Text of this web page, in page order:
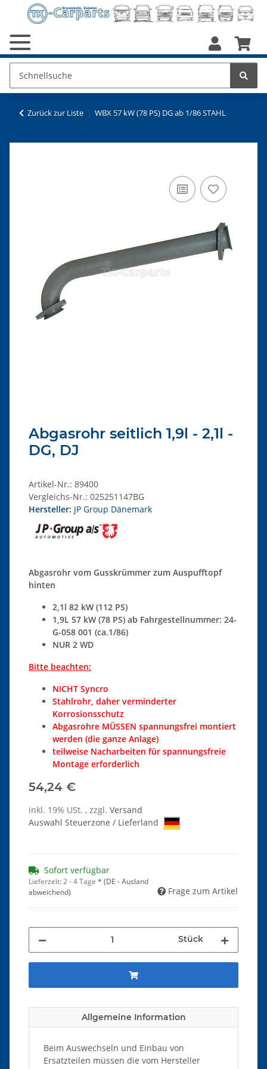
Zurück zur Liste WBX 57 kW (78 PS) DG ab 1/86 STAHL
Abgasrohr seitlich 1,9l - 2,1l -
DG, DJ
Artikel-Nr.: 89400
Vergleichs-Nr.: 025251147BG
Hersteller: JP Group Dänemark
Abgasrohr vom Gusskrümmer zum Auspufftopf
hinten
2,1l 82 kW (112 PS)
1,9L 57 kW (78 PS) ab Fahrgestellnummer: 24-
G-058 001 (ca.1/86)
NUR 2 WD
Bitte beachten:
NICHT Syncro
Stahlrohr, daher verminderter
Korrosionsschutz
Abgasrohre MÜSSEN spannungsfrei montiert
werden (die ganze Anlage)
teilweise Nacharbeiten für spannungsfreie
Montage erforderlich
54,24 €
inkl. 19% USt. , zzgl. Versand
Auswahl Steuerzone / Lieferland
Sofort verfügbar
Lieferzeit:2 - 4 Tage * (DE - Ausland
abweichend)
Frage zum Artikel
Stück
Allgemeine Information
Beim Auswechseln und Einbau von
Ersatzteilen müssen die vom Hersteller